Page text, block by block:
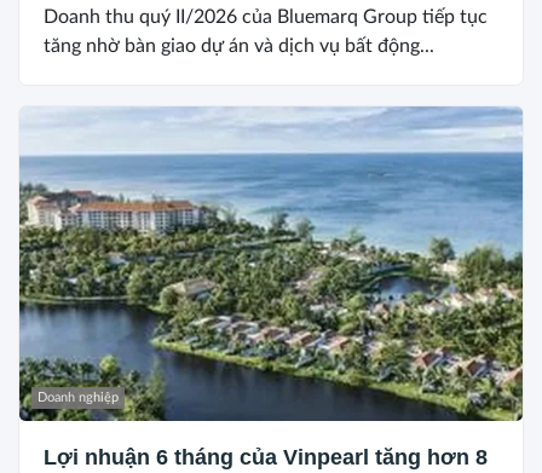
Doanh thu quý II/2026 của Bluemarq Group tiếp tục
tăng nhờ bàn giao dự án và dịch vụ bất động...
Doanh nghiệp
Lợi nhuận 6 tháng của Vinpearl tăng hơn 8